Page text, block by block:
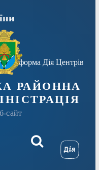
Платформа Дія Центрів
РАЙОННА
сайт